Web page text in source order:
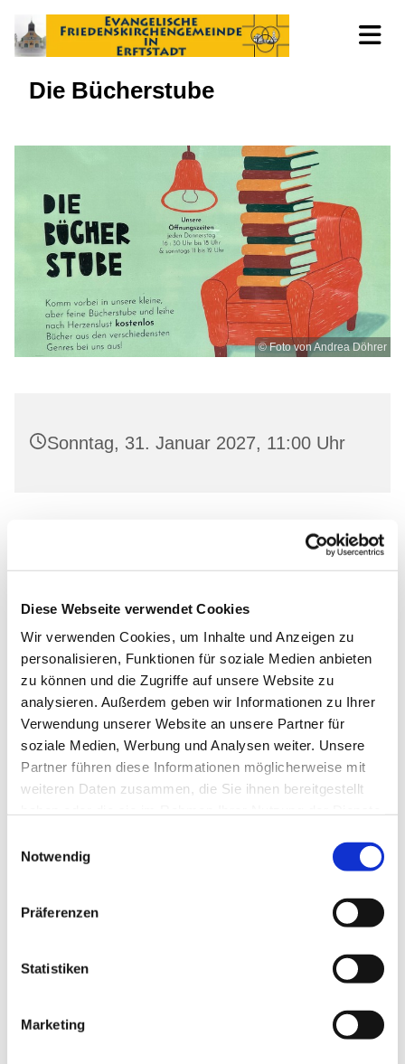
Diese Webseite verwendet Cookies
Wir verwenden Cookies, um Inhalte und Anzeigen zu
personalisieren, Funktionen für soziale Medien anbieten
zu können und die Zugriffe auf unsere Website zu
analysieren. Außerdem geben wir Informationen zu Ihrer
Verwendung unserer Website an unsere Partner für
soziale Medien, Werbung und Analysen weiter. Unsere
Partner führen diese Informationen möglicherweise mit
weiteren Daten zusammen, die Sie ihnen bereitgestellt
Notwendig
Präferenzen
Statistiken
Marketing
Die Bücherstube
© Foto von Andrea Döhrer
Sonntag, 31. Januar 2027, 11:00 Uhr
Leihen Sie in freundlicher Atmosphäre aktuelle
Dies könnte Sie auch
interessieren